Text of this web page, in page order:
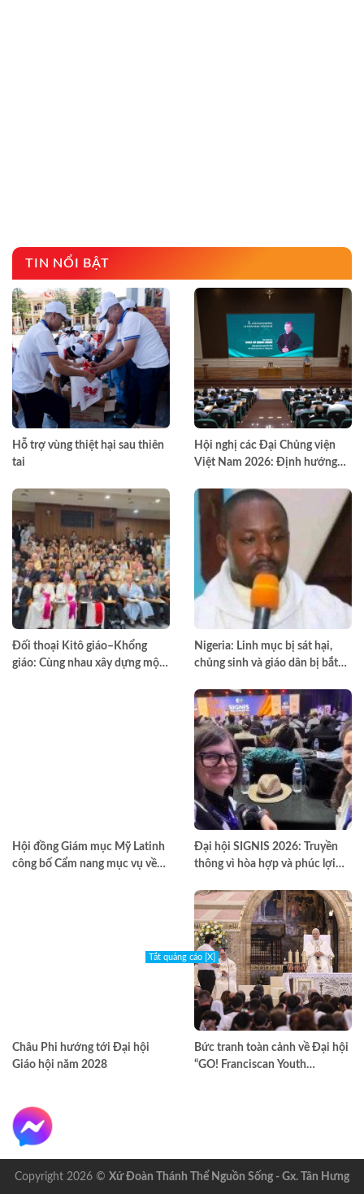
TIN NỔI BẬT
Hỗ trợ vùng thiệt hại sau thiên
tai
Hội nghị các Đại Chủng viện
Việt Nam 2026: Định hướng
Đối thoại Kitô giáo–Khổng
giáo: Cùng nhau xây dựng một
Nigeria: Linh mục bị sát hại,
chủng sinh và giáo dân bị bắt
Hội đồng Giám mục Mỹ Latinh
công bố Cẩm nang mục vụ về
Đại hội SIGNIS 2026: Truyền
thông vì hòa hợp và phúc lợi
Châu Phi hướng tới Đại hội
Giáo hội năm 2028
Bức tranh toàn cảnh về Đại hội
“GO! Franciscan Youth
Copyright 2026 © Xứ Đoàn Thánh Thể Nguồn Sống - Gx. Tân Hưng
Tắt quảng cáo [X]